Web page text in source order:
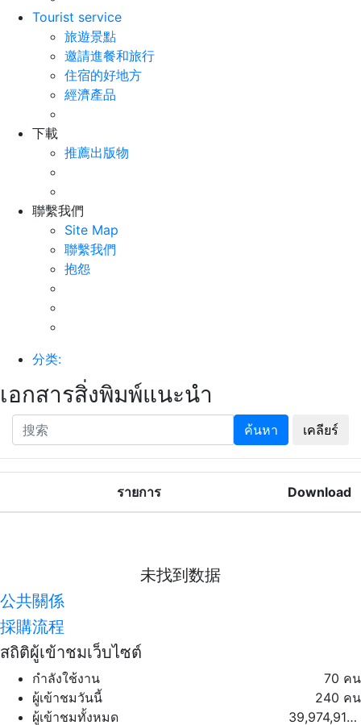
Tourist service
旅遊景點
邀請進餐和旅行
住宿的好地方
經濟產品
下載
推薦出版物
聯繫我們
Site Map
聯繫我們
抱怨
分类:
เอกสารสิ่งพิมพ์แนะนำ
ค้นหา เคลียร์
รายการ Download
未找到数据
公共關係
採購流程
สถิติผู้เข้าชมเว็บไซต์
กำลังใช้งาน
70 คน
ผู้เข้าชมวันนี้
240 คน
ผู้เข้าชมทั้งหมด
39,974,913 คน